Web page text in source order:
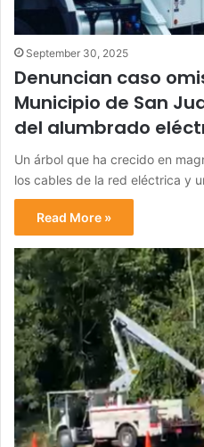
September 30, 2025
Denuncian caso
Municipio de San
del alumbrado
Un árbol que ha crecido en
los cables de la red eléctrica y
Read More »